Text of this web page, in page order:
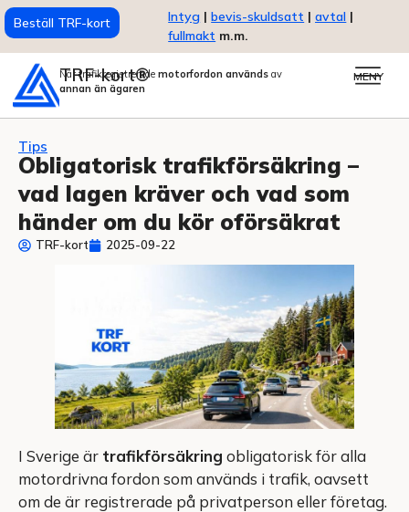
Beställ TRF-kort Intyg | bevis-skuldsatt | avtal |
fullmakt m.m.
TRF-kort®
När trafikregistrerade motorfordon används av
annan än ägaren
MENY
Tips
Obligatorisk trafikförsäkring –
vad lagen kräver och vad som
händer om du kör oförsäkrat
TRF-kort 2025-09-22
I Sverige är trafikförsäkring obligatorisk för alla
motordrivna fordon som används i trafik, oavsett
om de är registrerade på privatperson eller företag.